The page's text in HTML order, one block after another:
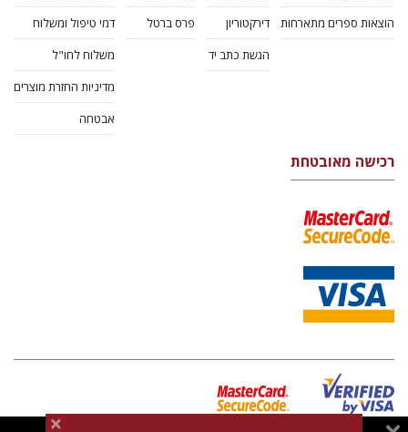
הוצאות ספרים מתארחות
דירקטוריון
הגשת כתב יד
פרס ברטל
דמי טיפול ומשלוח
משלוח לחו"ל
מדיניות החזרת מוצרים
אבטחה
רכישה מאובטחת